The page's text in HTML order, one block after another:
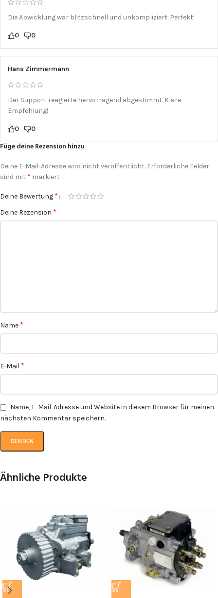
Die Abwicklung war blitzschnell und unkompliziert. Perfekt!
0 0
Hans Zimmermann
Der Support reagierte hervorragend abgestimmt. Klare
Empfehlung!
0 0
Füge deine Rezension hinzu
Deine E-Mail-Adresse wird nicht veröffentlicht. Erforderliche Felder
sind mit * markiert
Deine Bewertung *
Deine Rezension *
Name *
E-Mail *
Name, E-Mail-Adresse und Website in diesem Browser für meinen
nächsten Kommentar speichern.
Ähnliche Produkte